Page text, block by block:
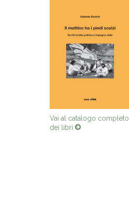
Vai al catalogo completo
dei libri